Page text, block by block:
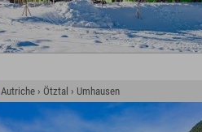
Autriche › Ötztal › Umhausen